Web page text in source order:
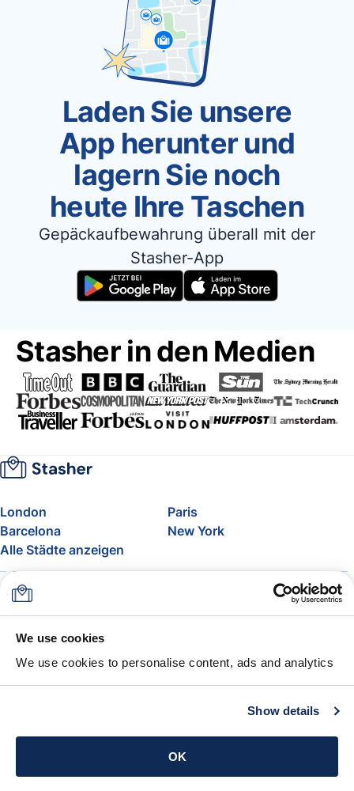
We use cookies
We use cookies to personalise content, ads and analytics
Show details
OK
Laden Sie unsere
App herunter und
lagern Sie noch
heute Ihre Taschen
Gepäckaufbewahrung überall mit der
Stasher-App
Stasher in den Medien
London
Paris
Barcelona
New York
Alle Städte anzeigen
Über uns
FAQ
Support
Blog
Freigepäck bei Airlines
Die Stasher-Garantie
AGB
App holen